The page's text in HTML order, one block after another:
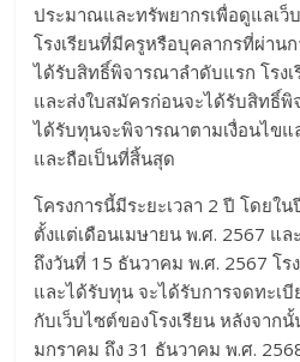
ประมาณและทรัพยากรเพื่อดูแลเว็
โรงเรียนที่มีครูหรือบุคลากรที่ผ่านก
ได้รับสิทธิ์พิจารณาลำดับแรก โร
และส่งใบสมัครก่อนจะได้รับสิทธิ์
ได้รับทุนจะพิจารณาตามเงื่อนไขแ
และถือเป็นที่สิ้นสุด
โครงการนี้มีระยะเวลา 2 ปี โดยใ
ตั้งแต่เดือนเมษายน พ.ศ. 2567 แล
ถึงวันที่ 15 ธันวาคม พ.ศ. 2567 โร
และได้รับทุน จะได้รับการจดทะเ
กับเว็บไซต์ของโรงเรียน หลังจาก
มกราคม ถึง 31 ธันวาคม พ.ศ.